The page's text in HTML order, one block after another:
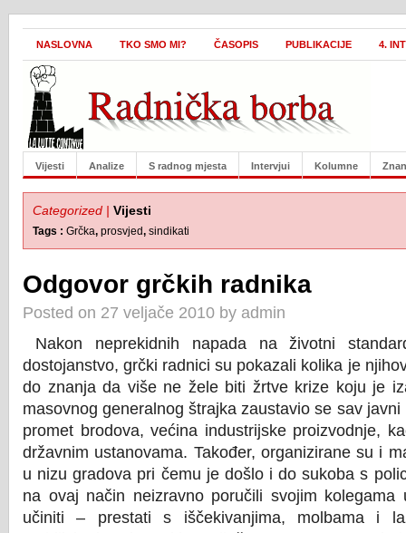
NASLOVNA TKO SMO MI? ČASOPIS PUBLIKACIJE 4.
Vijesti Analize S radnog mjesta Intervjui Kolumne
Categorized | Vijesti
Tags : Grčka, prosvjed, sindikati
Odgovor grčkih radnika
Posted on 27 veljače 2010 by admin
Nakon neprekidnih napada na životni
dostojanstvo, grčki radnici su pokazali kolika je
do znanja da više ne žele biti žrtve krize koju je
masovnog generalnog štrajka zaustavio se sav
promet brodova, većina industrijske proizvodnje,
državnim ustanovama. Također, organizirane su i
u nizu gradova pri čemu je došlo i do sukoba s
na ovaj način neizravno poručili svojim kolegama
učiniti – prestati s iščekivanjima, molbama i